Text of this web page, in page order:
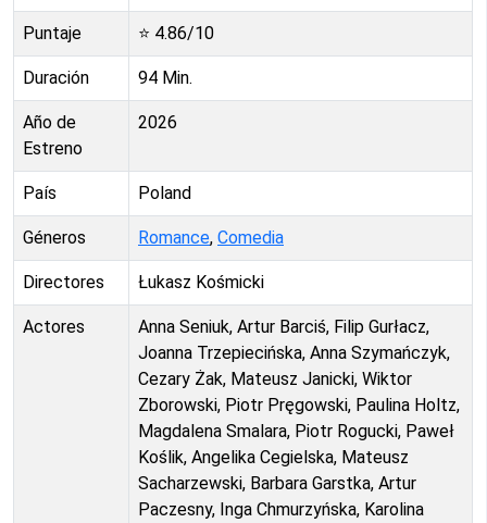
Puntaje ⭐ 4.86/10
Duración 94 Min.
Año de
Estreno
2026
País Poland
Géneros Romance, Comedia
Directores Łukasz Kośmicki
Actores
Anna Seniuk, Artur Barciś, Filip Gurłacz,
Joanna Trzepiecińska, Anna Szymańczyk,
Cezary Żak, Mateusz Janicki, Wiktor
Zborowski, Piotr Pręgowski, Paulina Holtz,
Magdalena Smalara, Piotr Rogucki, Paweł
Koślik, Angelika Cegielska, Mateusz
Sacharzewski, Barbara Garstka, Artur
Paczesny, Inga Chmurzyńska, Karolina